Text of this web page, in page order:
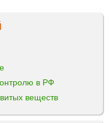
в РФ
веществ